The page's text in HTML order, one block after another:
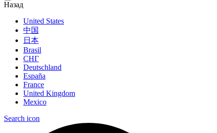
Назад
United States
中国
日本
Brasil
СНГ
Deutschland
España
France
United Kingdom
Mexico
Search icon